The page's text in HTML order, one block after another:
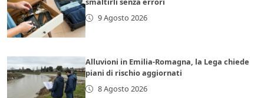
9 Agosto 2026
Alluvioni in Emilia-Romagna, la Lega chiede
piani di rischio aggiornati
8 Agosto 2026